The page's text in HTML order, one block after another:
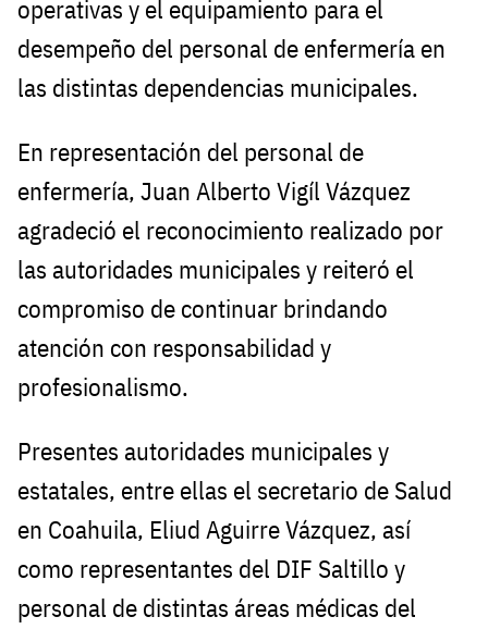
operativas y el equipamiento para el
desempeño del personal de enfermería en
las distintas dependencias municipales.
En representación del personal de
enfermería, Juan Alberto Vigíl Vázquez
agradeció el reconocimiento realizado por
las autoridades municipales y reiteró el
compromiso de continuar brindando
atención con responsabilidad y
profesionalismo.
Presentes autoridades municipales y
estatales, entre ellas el secretario de Salud
en Coahuila, Eliud Aguirre Vázquez, así
como representantes del DIF Saltillo y
personal de distintas áreas médicas del